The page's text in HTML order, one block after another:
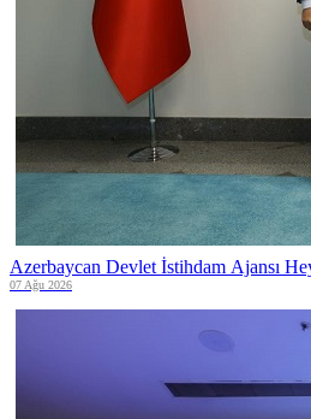
Azerbaycan Devlet İstihdam Ajansı
07 Ağu 2026